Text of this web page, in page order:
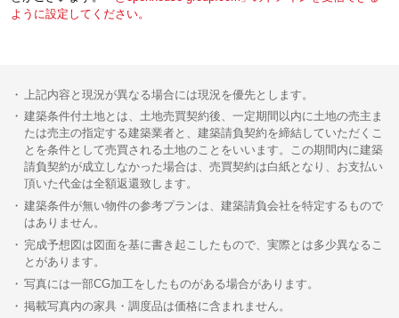
ように設定してください。
上記内容と現況が異なる場合には現況を優先とします。
建築条件付土地とは、土地売買契約後、一定期間以内に土地の売主ま
たは売主の指定する建築業者と、建築請負契約を締結していただくこ
とを条件として売買される土地のことをいいます。この期間内に建築
請負契約が成立しなかった場合は、売買契約は白紙となり、お支払い
頂いた代金は全額返還致します。
建築条件が無い物件の参考プランは、建築請負会社を特定するもので
はありません。
完成予想図は図面を基に書き起こしたもので、実際とは多少異なるこ
とがあります。
写真には一部CG加工をしたものがある場合があります。
掲載写真内の家具・調度品は価格に含まれません。